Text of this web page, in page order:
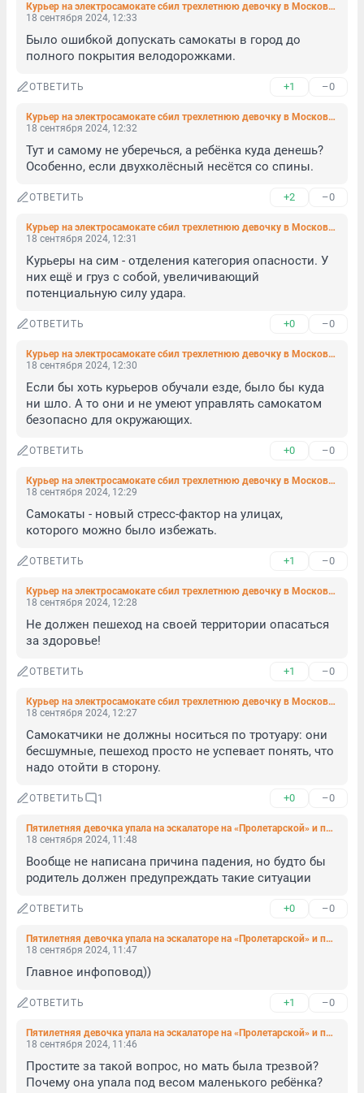
Курьер на электросамокате сбил трехлетнюю девочку в Московском районе. Она шла по тротуару с мамой
18 сентября 2024, 12:33
Было ошибкой допускать самокаты в город до
полного покрытия велодорожками.
ОТВЕТИТЬ +1 –0
Курьер на электросамокате сбил трехлетнюю девочку в Московском районе. Она шла по тротуару с мамой
18 сентября 2024, 12:32
Тут и самому не уберечься, а ребёнка куда денешь?
Особенно, если двухколёсный несётся со спины.
ОТВЕТИТЬ +2 –0
Курьер на электросамокате сбил трехлетнюю девочку в Московском районе. Она шла по тротуару с мамой
18 сентября 2024, 12:31
Курьеры на сим - отделения категория опасности. У
них ещё и груз с собой, увеличивающий
потенциальную силу удара.
ОТВЕТИТЬ +0 –0
Курьер на электросамокате сбил трехлетнюю девочку в Московском районе. Она шла по тротуару с мамой
18 сентября 2024, 12:30
Если бы хоть курьеров обучали езде, было бы куда
ни шло. А то они и не умеют управлять самокатом
безопасно для окружающих.
ОТВЕТИТЬ +0 –0
Курьер на электросамокате сбил трехлетнюю девочку в Московском районе. Она шла по тротуару с мамой
18 сентября 2024, 12:29
Самокаты - новый стресс-фактор на улицах,
которого можно было избежать.
ОТВЕТИТЬ +1 –0
Курьер на электросамокате сбил трехлетнюю девочку в Московском районе. Она шла по тротуару с мамой
18 сентября 2024, 12:28
Не должен пешеход на своей территории опасаться
за здоровье!
ОТВЕТИТЬ +1 –0
Курьер на электросамокате сбил трехлетнюю девочку в Московском районе. Она шла по тротуару с мамой
18 сентября 2024, 12:27
Самокатчики не должны носиться по тротуару: они
бесшумные, пешеход просто не успевает понять, что
надо отойти в сторону.
ОТВЕТИТЬ 1 +0 –0
Пятилетняя девочка упала на эскалаторе на «Пролетарской» и попала в больницу
18 сентября 2024, 11:48
Вообще не написана причина падения, но будто бы
родитель должен предупреждать такие ситуации
ОТВЕТИТЬ +0 –0
Пятилетняя девочка упала на эскалаторе на «Пролетарской» и попала в больницу
18 сентября 2024, 11:47
Главное инфоповод))
ОТВЕТИТЬ +1 –0
Пятилетняя девочка упала на эскалаторе на «Пролетарской» и попала в больницу
18 сентября 2024, 11:46
Простите за такой вопрос, но мать была трезвой?
Почему она упала под весом маленького ребёнка?